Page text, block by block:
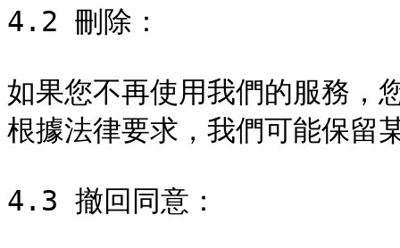
4.2 刪除：
如果您不再使用我們的服務，
根據法律要求，我們可能保留
4.3 撤回同意：